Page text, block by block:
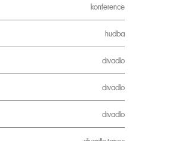
konference
hudba
divadlo
divadlo
divadlo